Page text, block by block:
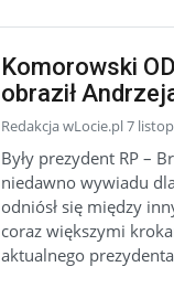
Komorowski
obraził
Redakcja wLocie.pl 7
Były prezydent RP –
niedawno wywiadu
odniósł się między
coraz większymi
aktualnego